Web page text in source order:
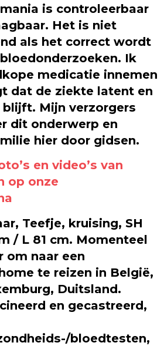
is controleerbaar
Het is niet
als het correct wordt
Ik
medicatie innemen
dat de ziekte latent en
Mijn verzorgers
dit onderwerp en
hier door gidsen.
en video’s van
op onze
Teefje, kruising, SH
/ L 81 cm. Momenteel
om naar een
te reizen in België,
Duitsland.
en gecastreerd,
bloedtesten,